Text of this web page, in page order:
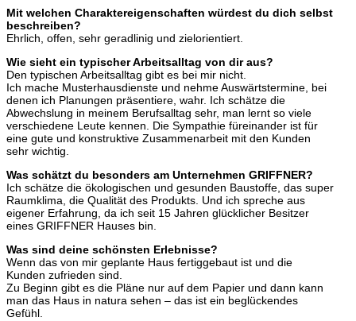
Mit welchen Charaktereigenschaften würdest du dich selbst
beschreiben?
Ehrlich, offen, sehr geradlinig und zielorientiert.
Wie sieht ein typischer Arbeitsalltag von dir aus?
Den typischen Arbeitsalltag gibt es bei mir nicht.
Ich mache Musterhausdienste und nehme Auswärtstermine, bei
denen ich Planungen präsentiere, wahr. Ich schätze die
Abwechslung in meinem Berufsalltag sehr, man lernt so viele
verschiedene Leute kennen. Die Sympathie füreinander ist für
eine gute und konstruktive Zusammenarbeit mit den Kunden
sehr wichtig.
Was schätzt du besonders am Unternehmen GRIFFNER?
Ich schätze die ökologischen und gesunden Baustoffe, das super
Raumklima, die Qualität des Produkts. Und ich spreche aus
eigener Erfahrung, da ich seit 15 Jahren glücklicher Besitzer
eines GRIFFNER Hauses bin.
Was sind deine schönsten Erlebnisse?
Wenn das von mir geplante Haus fertiggebaut ist und die
Kunden zufrieden sind.
Zu Beginn gibt es die Pläne nur auf dem Papier und dann kann
man das Haus in natura sehen – das ist ein beglückendes
Gefühl.